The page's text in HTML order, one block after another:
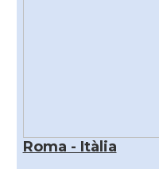
Roma - Itàlia